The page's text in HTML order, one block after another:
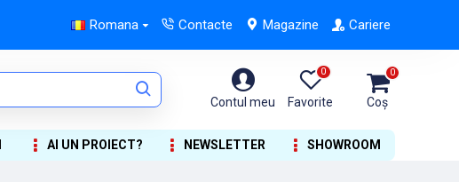
Romana Contacte Magazine Cariere
Contul meu Favorite
0
Coș
0
AI UN PROIECT? NEWSLETTER SHOWROOM